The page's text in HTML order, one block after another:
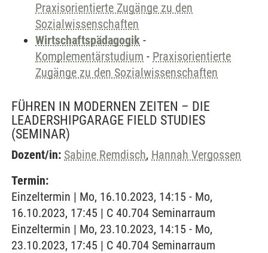
Praxisorientierte Zugänge zu den
Sozialwissenschaften
Wirtschaftspädagogik -
Komplementärstudium - Praxisorientierte
Zugänge zu den Sozialwissenschaften
FÜHREN IN MODERNEN ZEITEN – DIE
LEADERSHIPGARAGE FIELD STUDIES
(SEMINAR)
Dozent/in: Sabine Remdisch, Hannah Vergossen
Termin:
Einzeltermin | Mo, 16.10.2023, 14:15 - Mo,
16.10.2023, 17:45 | C 40.704 Seminarraum
Einzeltermin | Mo, 23.10.2023, 14:15 - Mo,
23.10.2023, 17:45 | C 40.704 Seminarraum